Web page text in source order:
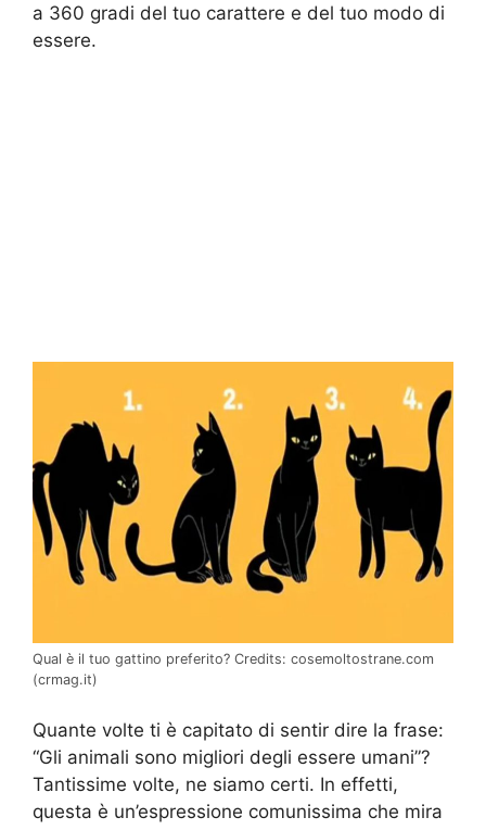
a 360 gradi del tuo carattere e del tuo modo di
essere.
Qual è il tuo gattino preferito? Credits: cosemoltostrane.com
(crmag.it)
Quante volte ti è capitato di sentir dire la frase:
“Gli animali sono migliori degli essere umani”?
Tantissime volte, ne siamo certi. In effetti,
questa è un’espressione comunissima che mira